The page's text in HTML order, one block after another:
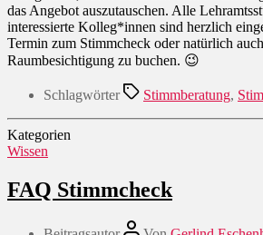
das Angebot auszutauschen. Alle
interessierte Kolleg*innen sind herzlich
Termin zum Stimmcheck oder natürlich
Raumbesichtigung zu buchen. 😉
Schlagwörter Stimmberatung,
Kategorien
Wissen
FAQ Stimmcheck